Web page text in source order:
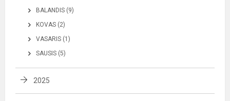
BALANDIS (9)
KOVAS (2)
VASARIS (1)
SAUSIS (5)
2025